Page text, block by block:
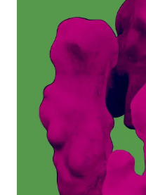
⼆⼦⽟川 Dogwood Plaza
横浜赤レンガ倉庫
ルクア⼤阪
Nail Salon 4
Spiral Nail Salon 青山
Spiral Nail Salon NEWoMan
naila 横浜ランドマーク
スパイラルが推進するエデュケーシ
ョンプログラム